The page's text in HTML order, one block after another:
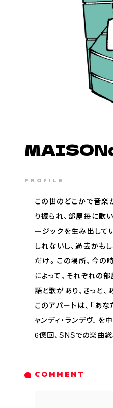
PROFILE
この世のどこかで音
り振られ、部屋毎に歌
ージックを生み出して
しれないし、過去かも
だけ。この場所、今の
によって、それぞれの
語と歌があり、きっと
このアパートは、「あな
ャンディ・ランデヴ』
6億回、SNSでの楽曲
COMMENT